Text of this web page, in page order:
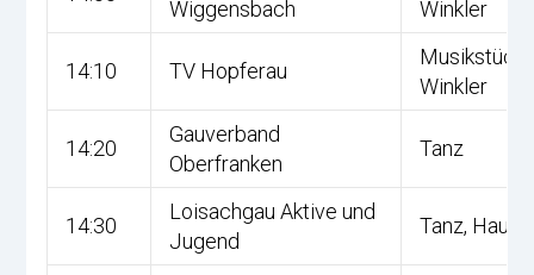
Wiggensbach
Winkler
14:10 TV Hopferau
Winkler
14:20
Gauverband
Oberfranken
Tanz
14:30
Loisachgau Aktive und
Jugend
Tanz,